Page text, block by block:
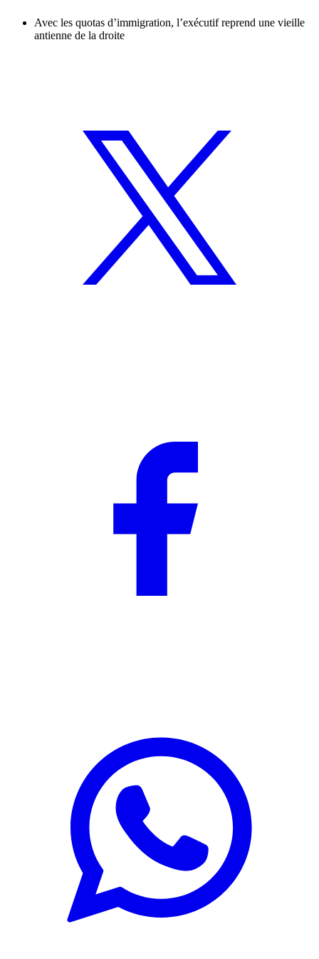
Avec les quotas d’immigration, l’exécutif reprend une vieille
antienne de la droite